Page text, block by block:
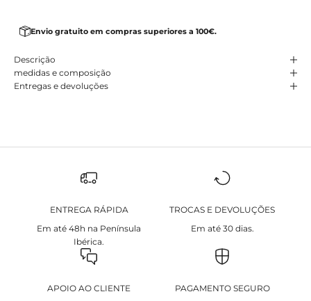
Envio gratuito em compras superiores a 100€.
Descrição
medidas e composição
Entregas e devoluções
ENTREGA RÁPIDA
Em até 48h na Península
Ibérica.
TROCAS E DEVOLUÇÕES
Em até 30 dias.
APOIO AO CLIENTE
PAGAMENTO SEGURO